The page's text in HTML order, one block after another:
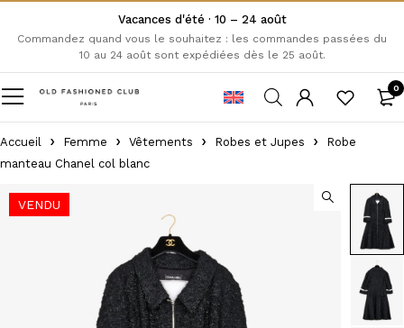
Vacances d'été · 10 – 24 août
Commandez quand vous le souhaitez : les commandes passées du
10 au 24 août sont expédiées dès le 25 août.
0
Accueil Femme Vêtements Robes et Jupes
Robe
manteau Chanel col blanc
VENDU